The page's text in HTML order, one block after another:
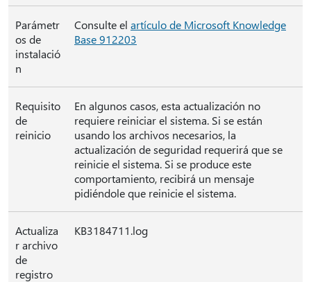
Parámetr
os de
instalació
n
Consulte el artículo de Microsoft Knowledge
Base 912203
Requisito
de
reinicio
En algunos casos, esta actualización no
requiere reiniciar el sistema. Si se están
usando los archivos necesarios, la
actualización de seguridad requerirá que se
reinicie el sistema. Si se produce este
comportamiento, recibirá un mensaje
pidiéndole que reinicie el sistema.
Actualiza
r archivo
de
registro
KB3184711.log